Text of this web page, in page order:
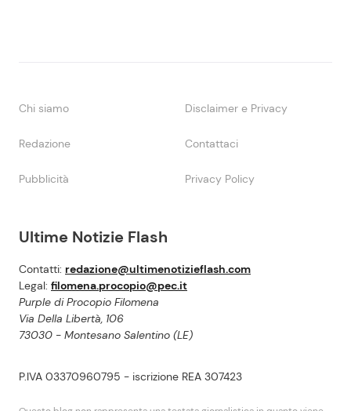
Ultime Notizie Flash
Contatti: redazione@ultimenotizieflash.com
Legal: filomena.procopio@pec.it
Purple di Procopio Filomena
Via Della Libertà, 106
73030 - Montesano Salentino (LE)
P.IVA 03370960795 - iscrizione REA 307423
Chi siamo Disclaimer e Privacy
Redazione Contattaci
Pubblicità Privacy Policy